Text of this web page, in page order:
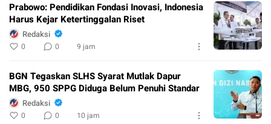
Prabowo: Pendidikan Fondasi Inovasi, Indonesia
Harus Kejar Ketertinggalan Riset
Redaksi
0 0 9 jam
BGN Tegaskan SLHS Syarat Mutlak Dapur
MBG, 950 SPPG Diduga Belum Penuhi Standar
Redaksi
0 0 10 jam